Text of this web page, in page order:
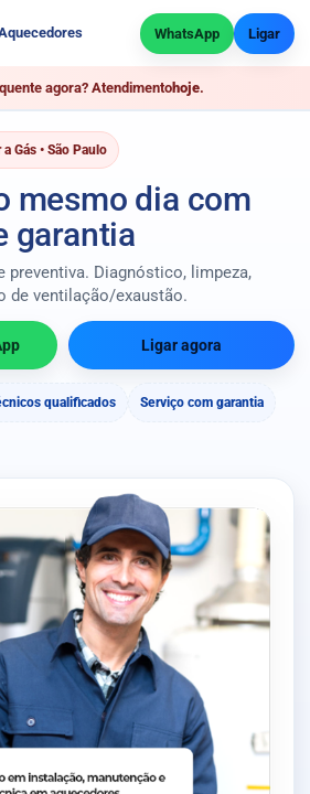
WhatsApp Ligar
agora? Atendimentohoje.
Gás • São Paulo
mesmo dia com
garantia
preventiva. Diagnóstico, limpeza,
de ventilação/exaustão.
Ligar agora
qualificados Serviço com garantia